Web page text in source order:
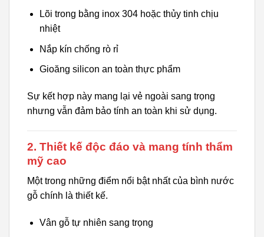
Lõi trong bằng inox 304 hoặc thủy tinh chịu
nhiệt
Nắp kín chống rò rỉ
Gioăng silicon an toàn thực phẩm
Sự kết hợp này mang lại vẻ ngoài sang trọng
nhưng vẫn đảm bảo tính an toàn khi sử dụng.
2. Thiết kế độc đáo và mang tính thẩm
mỹ cao
Một trong những điểm nổi bật nhất của bình nước
gỗ chính là thiết kế.
Vân gỗ tự nhiên sang trọng